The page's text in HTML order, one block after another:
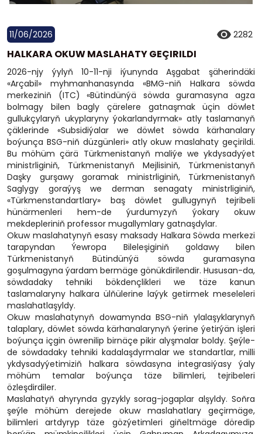
11/06/2026 2282
HALKARA OKUW MASLAHATY GEÇIRILDI
2026-njy ýylyň 10-11-nji iýunynda Aşgabat şäherindäki
«Arçabil» myhmanhanasynda «BMG-niň Halkara söwda
merkeziniň (ITC) «Bütindünýä söwda guramasyna agza
bolmagy bilen bagly çärelere gatnaşmak üçin döwlet
gullukçylaryň ukyplaryny ýokarlandyrmak» atly taslamanyň
çäklerinde «Subsidiýalar we döwlet söwda kärhanalary
boýunça BSG-niň düzgünleri» atly okuw maslahaty geçirildi.
Bu möhüm çärä Türkmenistanyň maliýe we ykdysadyýet
ministrliginiň, Türkmenistanyň Mejlisiniň, Türkmenistanyň
Daşky gurşawy goramak ministrliginiň, Türkmenistanyň
Saglygy goraýyş we derman senagaty ministrliginiň,
«Türkmenstandartlary» baş döwlet gullugynyň tejribeli
hünärmenleri hem-de ýurdumyzyň ýokary okuw
mekdepleriniň professor mugallymlary gatnaşdylar.
Okuw maslahatynyň esasy maksady Halkara Söwda merkezi
tarapyndan Ýewropa Bileleşiginiň goldawy bilen
Türkmenistanyň Bütindünýä söwda guramasyna
goşulmagyna ýardam bermäge gönükdirilendir. Hususan-da,
söwdadaky tehniki bökdençlikleri we täze kanun
taslamalaryny halkara ülňülerine laýyk getirmek meseleleri
maslahatlaşyldy.
Okuw maslahatynyň dowamynda BSG-niň ylalaşyklarynyň
talaplary, döwlet söwda kärhanalarynyň ýerine ýetirýän işleri
boýunça içgin öwrenilip birnäçe pikir alyşmalar boldy. Şeýle-
de söwdadaky tehniki kadalaşdyrmalar we standartlar, milli
ykdysadyýetimiziň halkara söwdasyna integrasiýasy ýaly
möhüm temalar boýunça täze bilimleri, tejribeleri
özleşdirdiler.
Maslahatyň ahyrynda gyzykly sorag-jogaplar alşyldy. Soňra
şeýle möhüm derejede okuw maslahatlary geçirmäge,
bilimleri artdyryp täze gözýetimleri giňeltmäge döredip